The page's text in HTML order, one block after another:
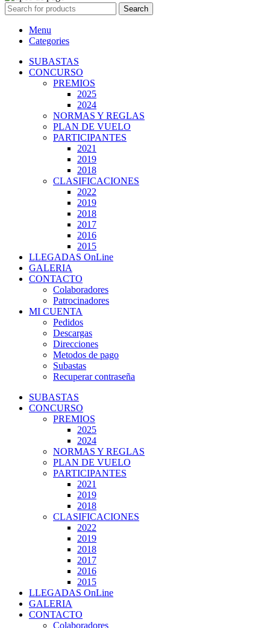
Search
Menu
Categories
SUBASTAS
CONCURSO
PREMIOS
2025
2024
NORMAS Y REGLAS
PLAN DE VUELO
PARTICIPANTES
2021
2019
2018
CLASIFICACIONES
2022
2019
2018
2017
2016
2015
LLEGADAS OnLine
GALERIA
CONTACTO
Colaboradores
Patrocinadores
MI CUENTA
Pedidos
Descargas
Direcciones
Metodos de pago
Subastas
Recuperar contraseña
SUBASTAS
CONCURSO
PREMIOS
2025
2024
NORMAS Y REGLAS
PLAN DE VUELO
PARTICIPANTES
2021
2019
2018
CLASIFICACIONES
2022
2019
2018
2017
2016
2015
LLEGADAS OnLine
GALERIA
CONTACTO
Colaboradores